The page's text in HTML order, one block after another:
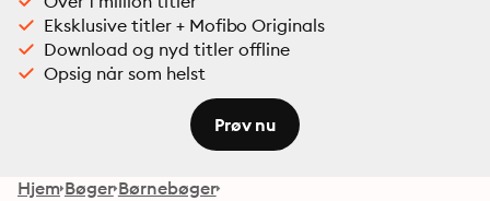
Eksklusive titler + Mofibo Originals
Download og nyd titler offline
Opsig når som helst
Prøv nu
Hjem Bøger Børnebøger